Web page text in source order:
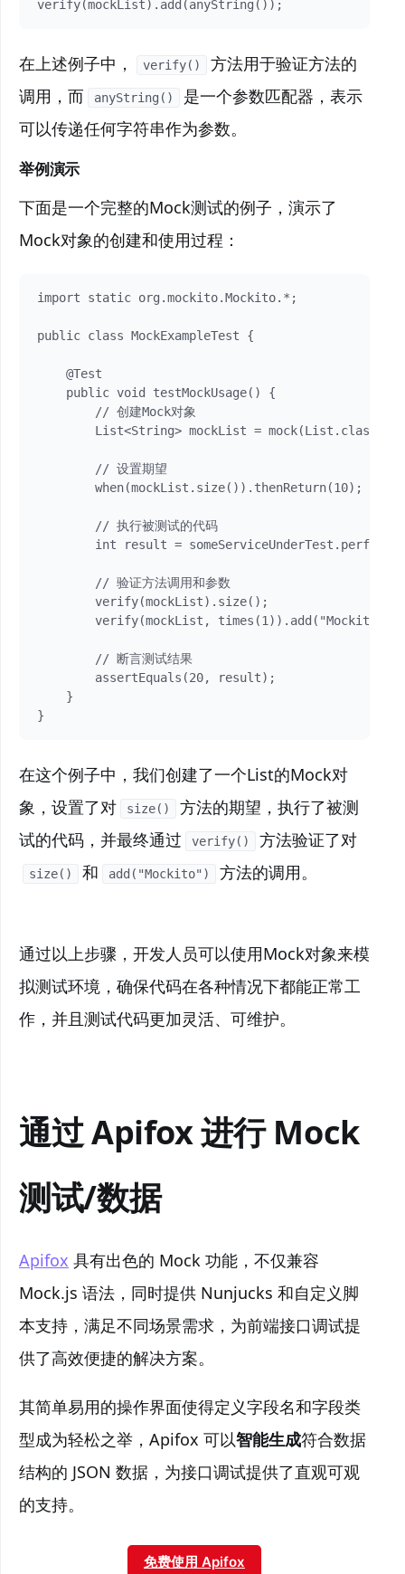
verify(mockList).add(anyString());
在上述例子中， verify()
方法用于验证方法的
调用，而
anyString()
是一个参数匹配器，表示
可以传递任何字符串作为参数。
举例演示
下面是一个完整的Mock测试的例子，演示了
Mock对象的创建和使用过程：
import static org.mockito.Mockito.*;
public class MockExampleTest {
    @Test
    public void testMockUsage() {
        // 创建Mock对象
        List<String> mockList = mock(List.class);
        // 设置期望
        when(mockList.size()).thenReturn(10);
        // 执行被测试的代码
int result =
        // 验证方法调用和参数
        verify(mockList).size();
        verify(mockList, times(1)).add("Mockito");
        // 断言测试结果
        assertEquals(20, result);
    }
}
在这个例子中，我们创建了一个List的Mock对
象，设置了对
size()
方法的期望，执行了被测
试的代码，并最终通过
verify() 方法验证了对
size() 和 add("Mockito") 方法的调用。
通过以上步骤，开发人员可以使用Mock对象来模
拟测试环境，确保代码在各种情况下都能正常工
作，并且测试代码更加灵活、可维护。
通过 Apifox 进行 Mock
测试/数据
Apifox 具有出色的 Mock 功能，不仅兼容
Mock.js 语法，同时提供 Nunjucks 和自定义脚
本支持，满足不同场景需求，为前端接口调试提
供了高效便捷的解决方案。
其简单易用的操作界面使得定义字段名和字段类
型成为轻松之举，Apifox 可以智能生成符合数据
结构的 JSON 数据，为接口调试提供了直观可观
的支持。
免费使用 Apifox